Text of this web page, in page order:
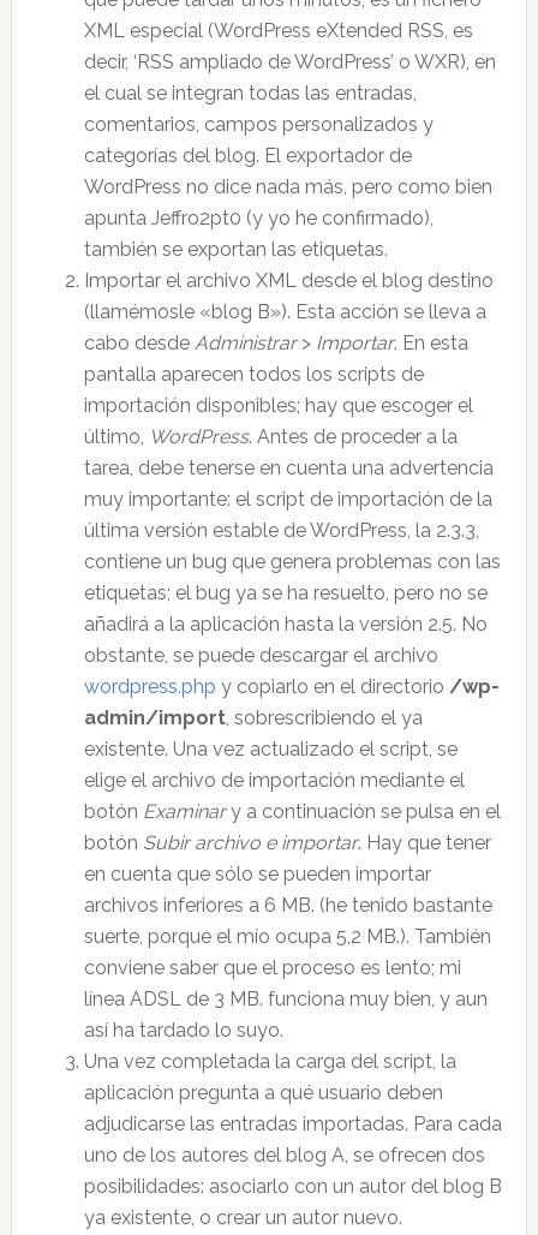
XML especial (WordPress eXtended RSS, es
decir, ‘RSS ampliado de WordPress’ o WXR), en
el cual se integran todas las entradas,
comentarios, campos personalizados y
categorías del blog. El exportador de
WordPress no dice nada más, pero como bien
apunta Jeffro2pt0 (y yo he confirmado),
también se exportan las etiquetas.
Importar el archivo XML desde el blog destino
(llamémosle «blog B»). Esta acción se lleva a
cabo desde Administrar> Importar. En esta
pantalla aparecen todos los scripts de
importación disponibles; hay que escoger el
último, WordPress. Antes de proceder a la
tarea, debe tenerse en cuenta una advertencia
muy importante: el script de importación de la
última versión estable de WordPress, la 2.3.3,
contiene un bug que genera problemas con las
etiquetas; el bug ya se ha resuelto, pero no se
añadirá a la aplicación hasta la versión 2.5. No
obstante, se puede descargar el archivo
wordpress.php y copiarlo en el directorio /wp-
admin/import, sobrescribiendo el ya
existente. Una vez actualizado el script, se
elige el archivo de importación mediante el
botón Examinary a continuación se pulsa en el
botón Subir archivo e importar. Hay que tener
en cuenta que sólo se pueden importar
archivos inferiores a 6 MB. (he tenido bastante
suerte, porque el mío ocupa 5,2 MB.). También
conviene saber que el proceso es lento; mi
línea ADSL de 3 MB. funciona muy bien, y aun
así ha tardado lo suyo.
Una vez completada la carga del script, la
aplicación pregunta a qué usuario deben
adjudicarse las entradas importadas. Para cada
uno de los autores del blog A, se ofrecen dos
posibilidades: asociarlo con un autor del blog B
ya existente, o crear un autor nuevo.